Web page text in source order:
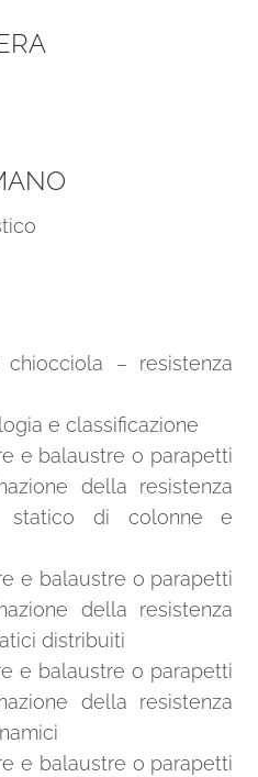
– resistenza
e classificazione
e balaustre o parapetti
della resistenza
statico di colonne e
e balaustre o parapetti
della resistenza
distribuiti
e balaustre o parapetti
della resistenza
e balaustre o parapetti